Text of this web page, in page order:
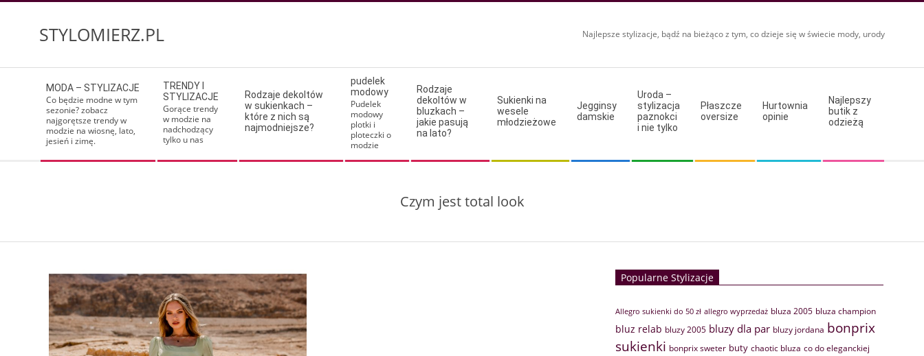
STYLOMIERZ.PL Najlepsze stylizacje, bądź na bieżąco z tym, co dzieje się w świecie mody, urody
Navigation
Menu
MODA – STYLIZACJE
Co będzie modne w tym
sezonie? zobacz
najgorętsze trendy w
modzie na wiosnę, lato,
jesień i zimę.
TRENDY I
STYLIZACJE
Gorące trendy
w modzie na
nadchodzący
tylko u nas
Rodzaje dekoltów
w sukienkach –
które z nich są
najmodniejsze?
pudelek
modowy
Pudelek
modowy
plotki i
ploteczki o
modzie
Rodzaje
dekoltów w
bluzkach –
jakie pasują
na lato?
Sukienki na
wesele
młodzieżowe
Jegginsy
damskie
Uroda –
stylizacja
paznokci
i nie tylko
Płaszcze
oversize
Hurtownia
opinie
Najlepszy
butik z
odzieżą
Czym jest total look
Popularne Stylizacje
Allegro sukienki do 50 zł allegro wyprzedaż bluza 2005 bluza champion
bluz relab bluzy 2005 bluzy dla par bluzy jordana bonprix
sukienki bonprix sweter buty chaotic bluza co do eleganckiej